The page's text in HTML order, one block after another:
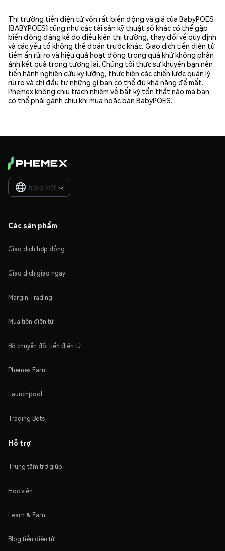
Thị trường tiền điện tử vốn rất biến động và giá của BabyPOES
(BABYPOES) cũng như các tài sản kỹ thuật số khác có thể gặp
biến động đáng kể do điều kiện thị trường, thay đổi về quy định
và các yếu tố không thể đoán trước khác. Giao dịch tiền điện tử
tiềm ẩn rủi ro và hiệu quả hoạt động trong quá khứ không phản
ánh kết quả trong tương lai. Chúng tôi thực sự khuyên bạn nên
tiến hành nghiên cứu kỹ lưỡng, thực hiện các chiến lược quản lý
rủi ro và chỉ đầu tư những gì bạn có thể đủ khả năng để mất.
Phemex không chịu trách nhiệm về bất kỳ tổn thất nào mà bạn
có thể phải gánh chịu khi mua hoặc bán BabyPOES.
tiếng Việt 
Các sản phẩm
Giao dịch hợp đồng
Giao dịch giao ngay
Margin Trading
Mua tiền điện tử
Bộ chuyển đổi tiền điện tử
Phemex Earn
Launchpool
Trading Bots
Hỗ trợ
Trung tâm trợ giúp
Học viện
Learn & Earn
Blog tiền điện tử